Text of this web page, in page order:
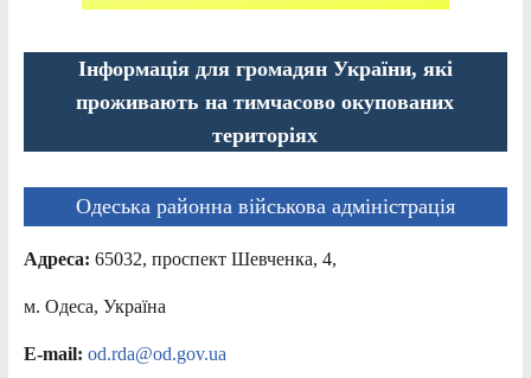
Інформація для громадян України, які
проживають на тимчасово окупованих
територіях
Одеська районна військова адміністрація
Адреса: 65032, проспект Шевченка, 4,
м. Одеса, Україна
E-mail: od.rda@od.gov.ua